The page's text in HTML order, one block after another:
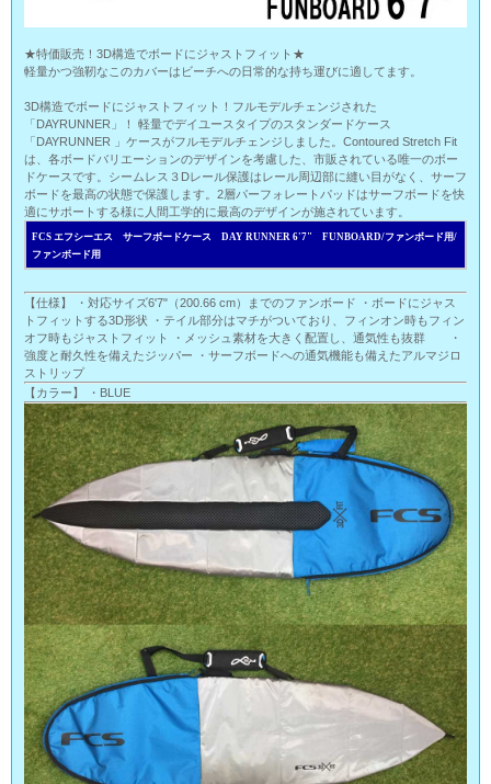
★特価販売！3D構造でボードにジャストフィット★
軽量かつ強靭なこのカバーはビーチへの日常的な持ち運びに適してます。
3D構造でボードにジャストフィット！フルモデルチェンジされた
「DAYRUNNER」！ 軽量でデイユースタイプのスタンダードケース
「DAYRUNNER 」ケースがフルモデルチェンジしました。Contoured Stretch Fit
は、各ボードバリエーションのデザインを考慮した、市販されている唯一のボー
ドケースです。シームレス３Dレール保護はレール周辺部に縫い目がなく、サーフ
ボードを最高の状態で保護します。2層パーフォレートパッドはサーフボードを快
適にサポートする様に人間工学的に最高のデザインが施されています。
FCS エフシーエス サーフボードケース DAY RUNNER 6'7" FUNBOARD/ファンボード用/
ファンボード用
【仕様】 ・対応サイズ6'7"（200.66 cm）までのファンボード ・ボードにジャス
トフィットする3D形状 ・テイル部分はマチがついており、フィンオン時もフィン
オフ時もジャストフィット ・メッシュ素材を大きく配置し、通気性も抜群 ・
強度と耐久性を備えたジッパー ・サーフボードへの通気機能も備えたアルマジロ
ストリップ
【カラー】 ・BLUE